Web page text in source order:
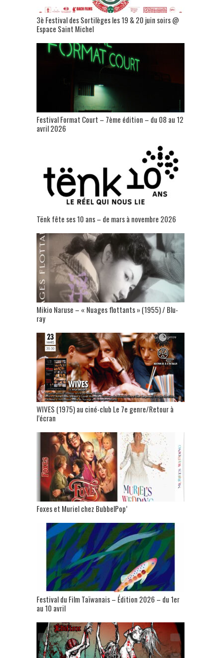
3è Festival des Sortilèges les 19 & 20 juin soirs @
Espace Saint Michel
Festival Format Court – 7ème édition – du 08 au 12
avril 2026
Tënk fête ses 10 ans – de mars à novembre 2026
Mikio Naruse – « Nuages flottants » (1955) / Blu-
ray
WIVES (1975) au ciné-club Le 7e genre/Retour à
l’écran
Foxes et Muriel chez BubbelPop’
Festival du Film Taïwanais – Édition 2026 – du 1er
au 10 avril